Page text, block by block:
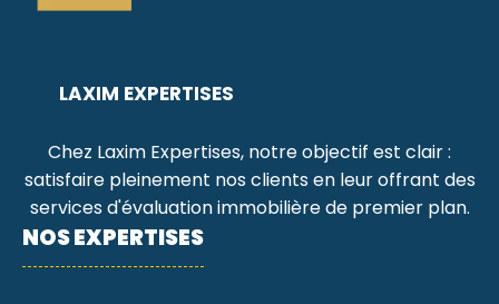
LAXIM EXPERTISES
Chez Laxim Expertises, notre objectif est clair :
satisfaire pleinement nos clients en leur offrant des
services d'évaluation immobilière de premier plan.
NOS EXPERTISES